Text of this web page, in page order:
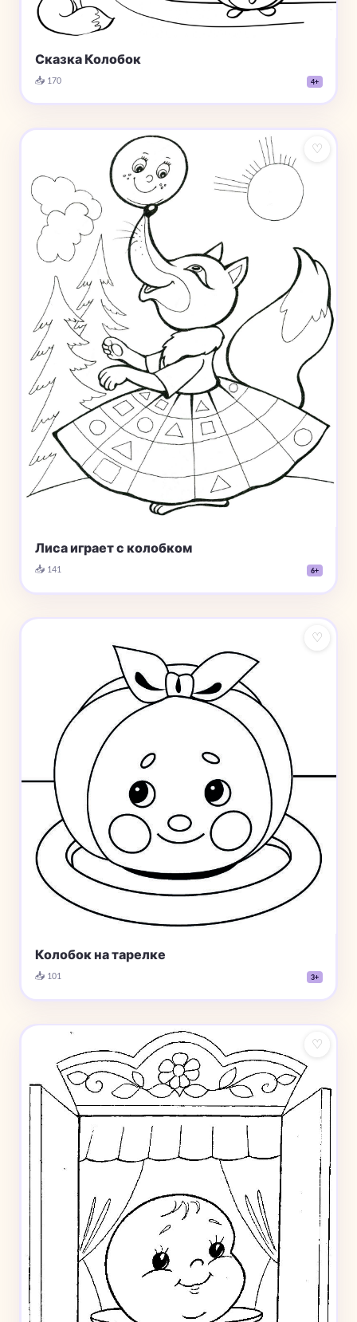
Сказка Колобок
📥 170 4+
♡
Лиса играет с колобком
📥 141 6+
♡
Колобок на тарелке
📥 101 3+
♡